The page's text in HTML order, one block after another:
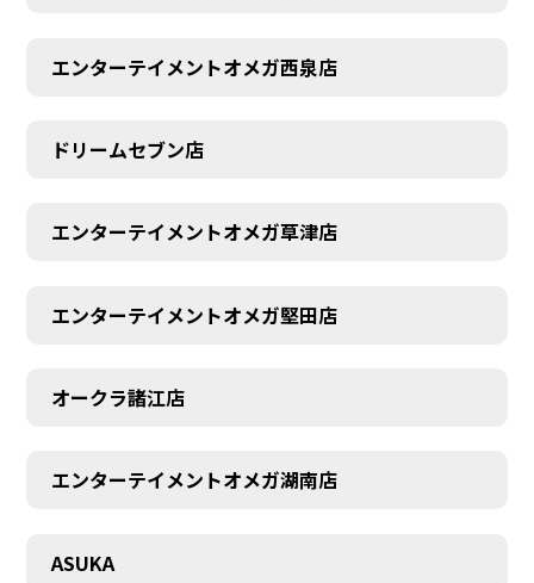
CONTACT
エンターテイメントオメガ西泉店
ドリームセブン店
エンターテイメントオメガ草津店
エンターテイメントオメガ堅田店
オークラ諸江店
エンターテイメントオメガ湖南店
ASUKA